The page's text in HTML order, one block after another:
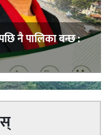
नै पालिका बन्छ :